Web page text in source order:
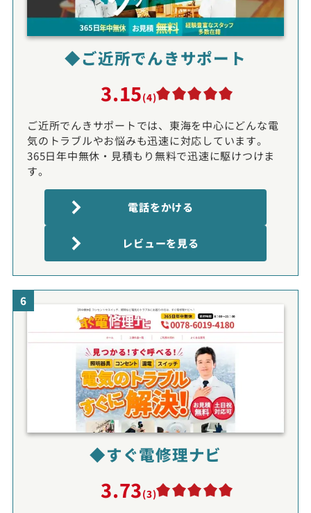
◆ご近所でんきサポート
3.15(4)
ご近所でんきサポートでは、東海を中心にどんな電
気のトラブルやお悩みも迅速に対応しています。
365日年中無休・見積もり無料で迅速に駆けつけま
す。
電話をかける
レビューを見る
6
◆すぐ電修理ナビ
3.73(3)